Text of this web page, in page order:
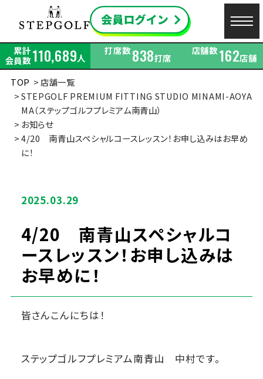
累計
会員数110,689人
打席数838打席
店舗数162店舗
TOP
店舗一覧
STEPGOLF PREMIUM FITTING STUDIO MINAMI-AOYA
MA（ステップゴルフプレミアム南青山）
お知らせ
4/20 南青山スペシャルコースレッスン！お申し込みはお早め
に！
2025.03.29
4/20 南青山スペシャルコ
ースレッスン！お申し込みは
お早めに！
皆さんこんにちは！
ステップゴルフプレミアム南青山 中村です。